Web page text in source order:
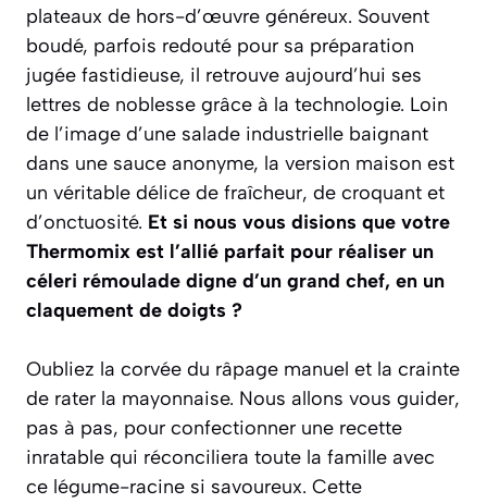
plateaux de hors-d’œuvre généreux. Souvent
boudé, parfois redouté pour sa préparation
jugée fastidieuse, il retrouve aujourd’hui ses
lettres de noblesse grâce à la technologie. Loin
de l’image d’une salade industrielle baignant
dans une sauce anonyme, la version maison est
un véritable délice de fraîcheur, de croquant et
d’onctuosité. Et si nous vous disions que votre
Thermomix est l’allié parfait pour réaliser un
céleri rémoulade digne d’un grand chef, en un
claquement de doigts ?
Oubliez la corvée du râpage manuel et la crainte
de rater la mayonnaise. Nous allons vous guider,
pas à pas, pour confectionner une recette
inratable qui réconciliera toute la famille avec
ce légume-racine si savoureux. Cette